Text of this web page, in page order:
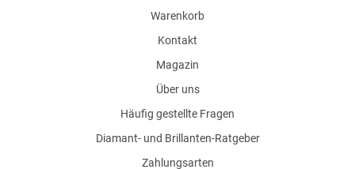
Warenkorb
Kontakt
Magazin
Über uns
Häufig gestellte Fragen
Diamant- und Brillanten-Ratgeber
Zahlungsarten